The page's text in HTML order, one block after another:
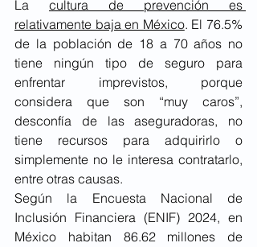
La cultura de prevención es
relativamente baja en México. El 76.5%
de la población de 18 a 70 años no
tiene ningún tipo de seguro para
enfrentar imprevistos, porque
considera que son “muy caros”,
desconfía de las aseguradoras, no
tiene recursos para adquirirlo o
simplemente no le interesa contratarlo,
entre otras causas.
Según la Encuesta Nacional de
Inclusión Financiera (ENIF) 2024, en
México habitan 86.62 millones de